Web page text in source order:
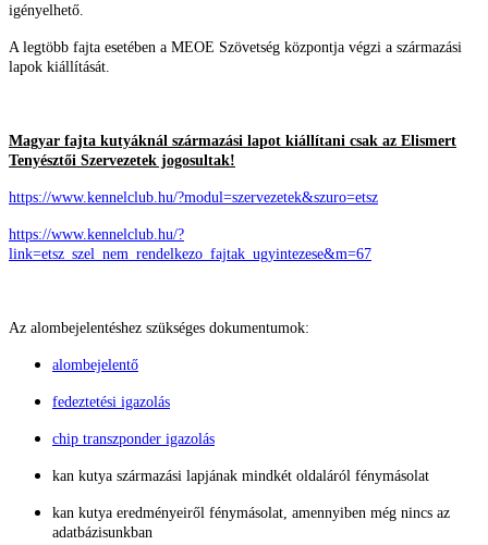
igényelhető.
A legtöbb fajta esetében a MEOE Szövetség központja végzi a származási
lapok kiállítását.
Magyar fajta kutyáknál származási lapot kiállítani csak az Elismert
Tenyésztői Szervezetek jogosultak!
https://www.kennelclub.hu/?modul=szervezetek&szuro=etsz
https://www.kennelclub.hu/?
link=etsz_szel_nem_rendelkezo_fajtak_ugyintezese&m=67
Az alombejelentéshez szükséges dokumentumok:
alombejelentő
fedeztetési igazolás
chip transzponder igazolás
kan kutya származási lapjának mindkét oldaláról fénymásolat
kan kutya eredményeiről fénymásolat, amennyiben még nincs az
adatbázisunkban